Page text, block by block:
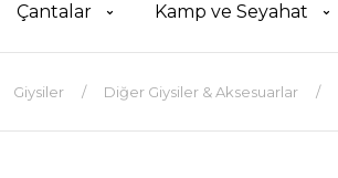
Çantalar Kamp ve Seyahat
Giysiler Diğer Giysiler & Aksesuarlar